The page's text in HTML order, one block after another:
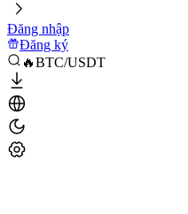
Đăng nhập
Đăng ký
🔥BTC/USDT